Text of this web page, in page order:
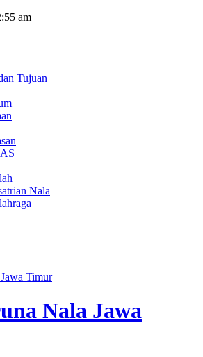
am
Tujuan
Nala
Nala Jawa